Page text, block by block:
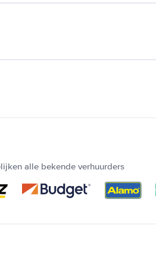
alle bekende verhuurders